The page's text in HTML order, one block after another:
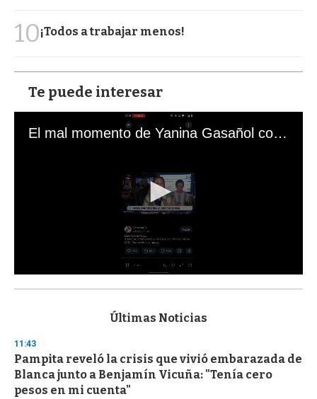
10¡Todos a trabajar menos!
Te puede interesar
El mal momento de Yanina Gasañol con un hincha argentino en "Subrayado"
s
d
s
o
f
3
Últimas Noticias
11:43
Pampita reveló la crisis que vivió embarazada de
Blanca junto a Benjamín Vicuña: "Tenía cero
pesos en mi cuenta"